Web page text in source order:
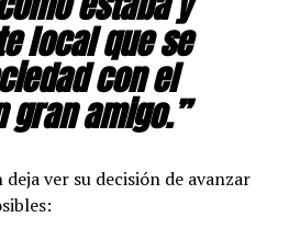
local que se
con el
gran amigo.”
ver su decisión de avanzar